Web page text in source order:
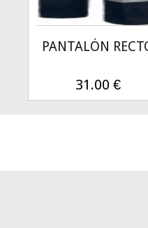
PANTALÓN
31.00 €